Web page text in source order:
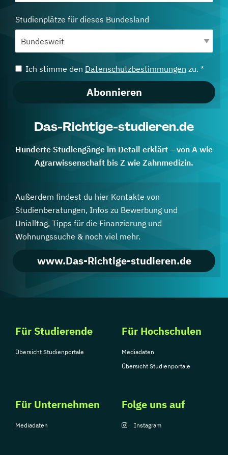
Studienplätze für dieses Bundesland
Ich stimme den Datenschutzbestimmungen zu. *
Abonnieren
Das-Richtige-studieren.de
Hunderte Studiengänge im Detail erklärt – von A wie
Agrarwissenschaft bis Z wie Zahnmedizin.
Außerdem findest du hier Kontakte von
Studienberatungen, Infos zu Bewerbung und
Unialltag, Tipps für die Finanzierung und
Wohnungssuche & noch viel mehr.
www.Das-Richtige-studieren.de
Für Studierende
Übersicht Studienportale
Für Hochschulen
Mediadaten
Übersicht Studienportale
Für Unternehmen
Mediadaten
Folge uns auf
Instagram